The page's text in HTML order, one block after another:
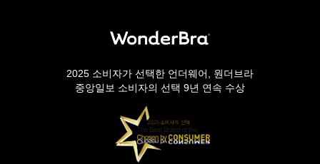
2025 소비자가 선택한 언더웨어, 원더브라
중앙일보 소비자의 선택 9년 연속 수상